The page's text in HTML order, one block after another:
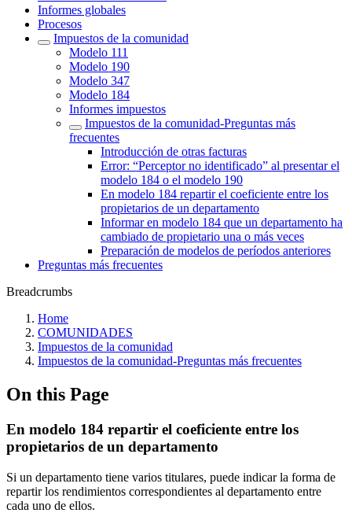
Informes globales
Procesos
Impuestos de la comunidad
Modelo 111
Modelo 190
Modelo 347
Modelo 184
Informes impuestos
Impuestos de la comunidad-Preguntas más
frecuentes
Introducción de otras facturas
Error: “Perceptor no identificado” al presentar el
modelo 184 o el modelo 190
En modelo 184 repartir el coeficiente entre los
propietarios de un departamento
Informar en modelo 184 que un departamento ha
cambiado de propietario una o más veces
Preparación de modelos de períodos anteriores
Preguntas más frecuentes
Breadcrumbs
Home
COMUNIDADES
Impuestos de la comunidad
Impuestos de la comunidad-Preguntas más frecuentes
On this Page
En modelo 184 repartir el coeficiente entre los
propietarios de un departamento
Si un departamento tiene varios titulares, puede indicar la forma de
repartir los rendimientos correspondientes al departamento entre
cada uno de ellos.